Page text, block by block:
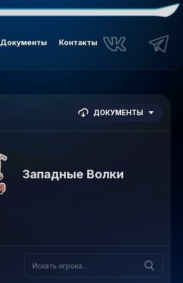
Документы Контакты
ДОКУМЕНТЫ
Западные Волки